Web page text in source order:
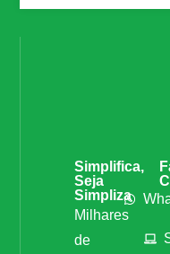
Simplifica,
Seja
Simpliza
Milhares
de